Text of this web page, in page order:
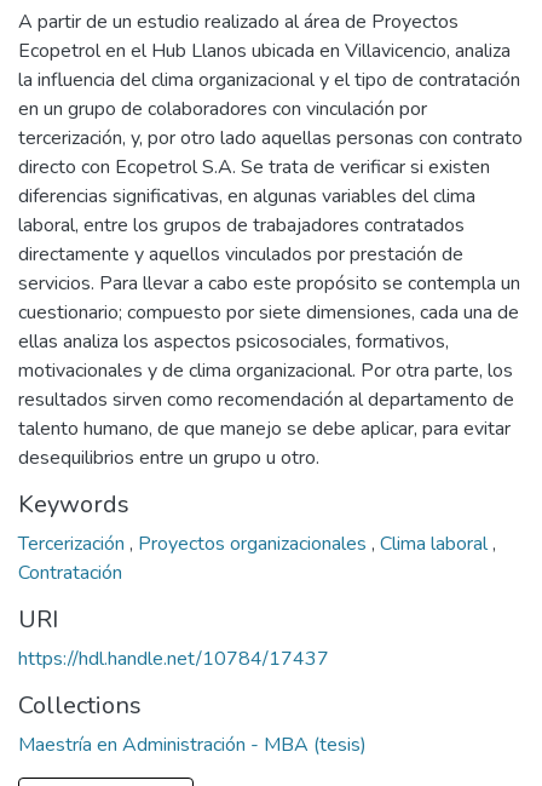
A partir de un estudio realizado al área de Proyectos
Ecopetrol en el Hub Llanos ubicada en Villavicencio, analiza
la influencia del clima organizacional y el tipo de contratación
en un grupo de colaboradores con vinculación por
tercerización, y, por otro lado aquellas personas con contrato
directo con Ecopetrol S.A. Se trata de verificar si existen
diferencias significativas, en algunas variables del clima
laboral, entre los grupos de trabajadores contratados
directamente y aquellos vinculados por prestación de
servicios. Para llevar a cabo este propósito se contempla un
cuestionario; compuesto por siete dimensiones, cada una de
ellas analiza los aspectos psicosociales, formativos,
motivacionales y de clima organizacional. Por otra parte, los
resultados sirven como recomendación al departamento de
talento humano, de que manejo se debe aplicar, para evitar
desequilibrios entre un grupo u otro.
Keywords
Tercerización , Proyectos organizacionales , Clima laboral,
Contratación
URI
https://hdl.handle.net/10784/17437
Collections
Maestría en Administración - MBA (tesis)